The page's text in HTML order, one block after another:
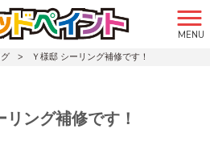
MENU
> Ｙ様邸 シーリング補修です！
リング補修です！